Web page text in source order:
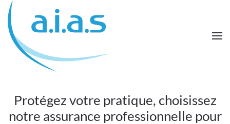
Passer au contenu principal
Protégez votre pratique, choisissez
notre assurance professionnelle pour